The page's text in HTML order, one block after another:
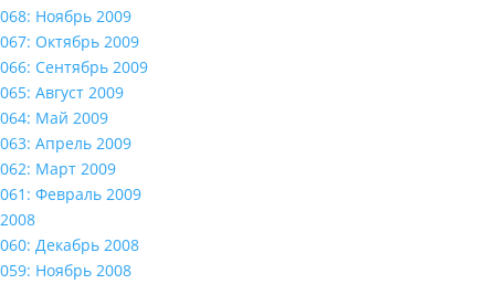
068: Ноябрь 2009
067: Октябрь 2009
066: Сентябрь 2009
065: Август 2009
064: Май 2009
063: Апрель 2009
062: Март 2009
061: Февраль 2009
2008
060: Декабрь 2008
059: Ноябрь 2008